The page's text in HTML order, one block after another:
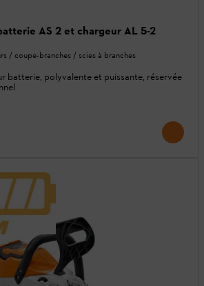
AS 2 et chargeur AL 5-2
/ coupe-branches / scies à branches
batterie, polyvalente et puissante, réservée